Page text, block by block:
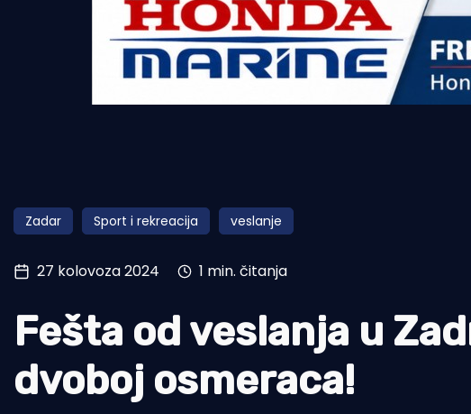
Morski plus
Pomorstvo
Ribolov
Tradicija i kultura
Zadar Sport i rekreacija veslanje
27 kolovoza 2024 1 min. čitanja
Fešta od veslanja u
dvoboj osmeraca!